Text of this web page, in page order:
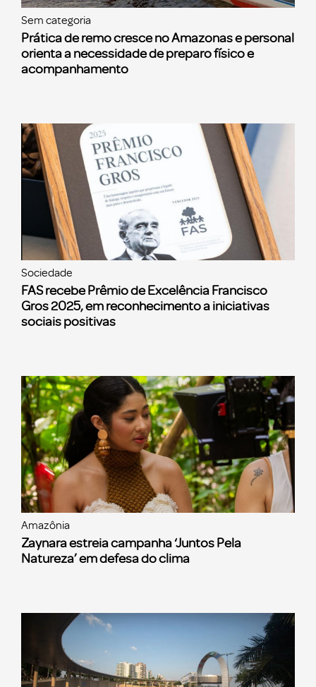
Sem categoria
Prática de remo cresce no Amazonas e personal
orienta a necessidade de preparo físico e
acompanhamento
Sociedade
FAS recebe Prêmio de Excelência Francisco
Gros 2025, em reconhecimento a iniciativas
sociais positivas
Amazônia
Zaynara estreia campanha ‘Juntos Pela
Natureza’ em defesa do clima